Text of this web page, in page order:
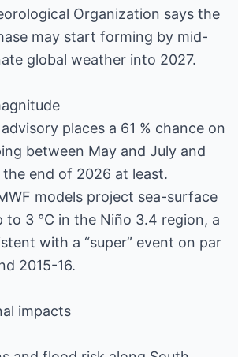
Organization says the
may start forming by mid-
global weather into 2027.
advisory places a 61 % chance on
between May and July and
end of 2026 at least.
models project sea-surface
to 3 °C in the Niño 3.4 region, a
with a “super” event on par
2015-16.
impacts